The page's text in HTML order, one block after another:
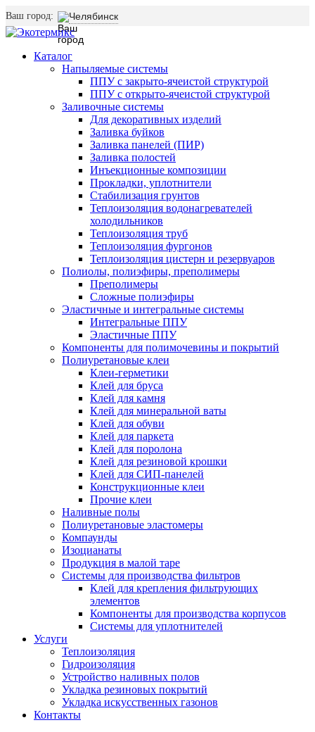
Ваш город: Челябинск
Каталог
Напыляемые системы
ППУ с закрыто-ячеистой структурой
ППУ с открыто-ячеистой структурой
Заливочные системы
Для декоративных изделий
Заливка буйков
Заливка панелей (ПИР)
Заливка полостей
Инъекционные композиции
Прокладки, уплотнители
Стабилизация грунтов
Теплоизоляция водонагревателей
холодильников
Теплоизоляция труб
Теплоизоляция фургонов
Теплоизоляция цистерн и резервуаров
Полиолы, полиэфиры, преполимеры
Преполимеры
Сложные полиэфиры
Эластичные и интегральные системы
Интегральные ППУ
Эластичные ППУ
Компоненты для полимочевины и покрытий
Полиуретановые клеи
Клеи-герметики
Клей для бруса
Клей для камня
Клей для минеральной ваты
Клей для обуви
Клей для паркета
Клей для поролона
Клей для резиновой крошки
Клей для СИП-панелей
Конструкционные клеи
Прочие клеи
Наливные полы
Полиуретановые эластомеры
Компаунды
Изоцианаты
Продукция в малой таре
Системы для производства фильтров
Клей для крепления фильтрующих
элементов
Компоненты для производства корпусов
Системы для уплотнителей
Услуги
Теплоизоляция
Гидроизоляция
Устройство наливных полов
Укладка резиновых покрытий
Укладка искусственных газонов
Контакты